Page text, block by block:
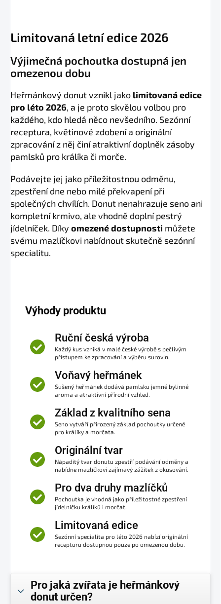
Limitovaná letní edice 2026
Výjimečná pochoutka dostupná jen
omezenou dobu
Heřmánkový donut vznikl jako limitovaná edice
pro léto 2026, a je proto skvělou volbou pro
každého, kdo hledá něco nevšedního. Sezónní
receptura, květinové zdobení a originální
zpracování z něj činí atraktivní doplněk zásoby
pamlsků pro králíka či morče.
Podávejte jej jako příležitostnou odměnu,
zpestření dne nebo milé překvapení při
společných chvílích. Donut nenahrazuje seno ani
kompletní krmivo, ale vhodně doplní pestrý
jídelníček. Díky omezené dostupnosti můžete
svému mazlíčkovi nabídnout skutečně sezónní
specialitu.
Výhody produktu
Ruční česká výroba
Každý kus vzniká v malé české výrobě s pečlivým
přístupem ke zpracování a výběru surovin.
Voňavý heřmánek
Sušený heřmánek dodává pamlsku jemné bylinné
aroma a atraktivní přírodní vzhled.
Základ z kvalitního sena
Seno vytváří přirozený základ pochoutky určené
pro králíky a morčata.
Originální tvar
Nápaditý tvar donutu zpestří podávání odměny a
nabídne mazlíčkovi zajímavý zážitek z okusování.
Pro dva druhy mazlíčků
Pochoutka je vhodná jako příležitostné zpestření
jídelníčku králíků i morčat.
Limitovaná edice
Sezónní specialita pro léto 2026 nabízí originální
recepturu dostupnou pouze po omezenou dobu.
Pro jaká zvířata je heřmánkový
donut určen?